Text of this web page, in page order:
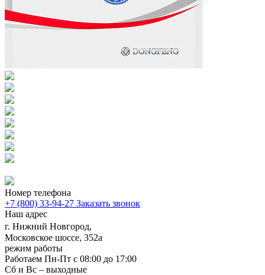
Номер телефона
+7 (800) 33-94-27 Заказать звонок
Наш адрес
г. Нижний Новгород,
Московское шоссе, 352а
режим работы
Работаем Пн-Пт с 08:00 до 17:00
Сб и Вс – выходные